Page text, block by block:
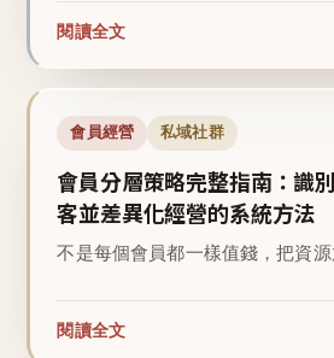
閱讀全文
會員經營 私域社群
會員分層策略完整指南：識
客並差異化經營的系統方法
不是每個會員都一樣值錢，把資源
閱讀全文